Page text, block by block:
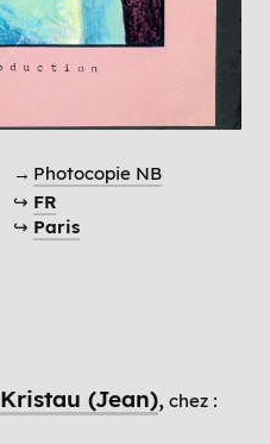
→ Photocopie NB
↪ FR
↪ Paris
Kristau (Jean) chez :